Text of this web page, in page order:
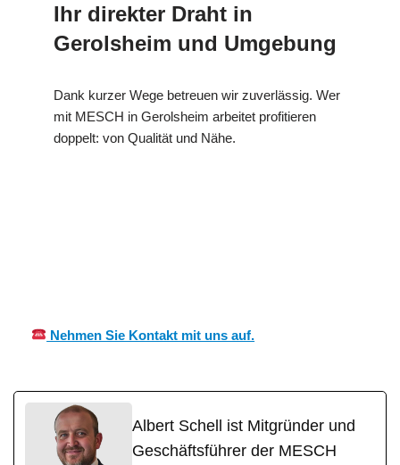
Ihr direkter Draht in
Gerolsheim und Umgebung
Dank kurzer Wege betreuen wir zuverlässig. Wer
mit MESCH in Gerolsheim arbeitet profitieren
doppelt: von Qualität und Nähe.
Nehmen Sie Kontakt mit uns auf.
Albert Schell ist Mitgründer und
Geschäftsführer der MESCH